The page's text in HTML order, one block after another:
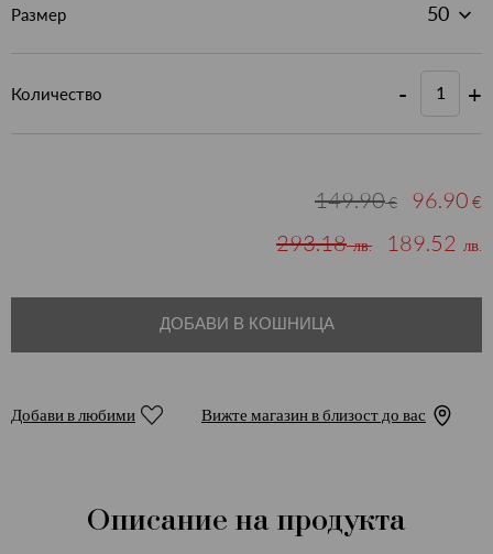
Размер
Количество - +
149.90€ 96.90 €
293.18лв. 189.52 лв.
ДОБАВИ В КОШНИЦА
Добави в любими Вижте магазин в близост до вас
Описание на продукта